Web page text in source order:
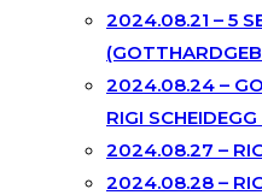
2024.08.21 – 5
2024.08.24 –
RIGI
2024.08.27 –
2024.08.28 –